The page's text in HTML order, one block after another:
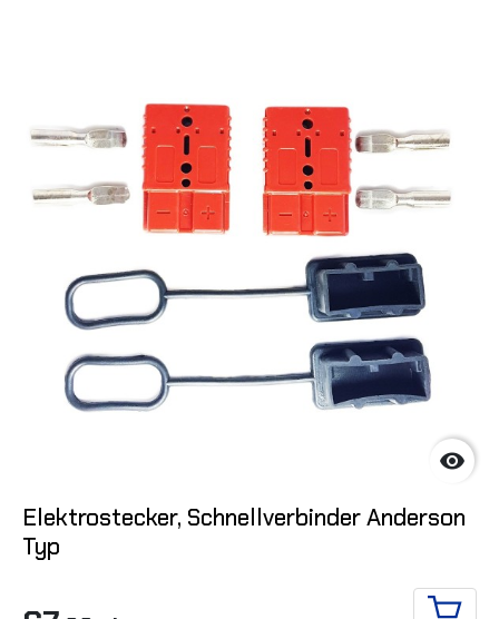

Elektrostecker, Schnellverbinder Anderson
Typ